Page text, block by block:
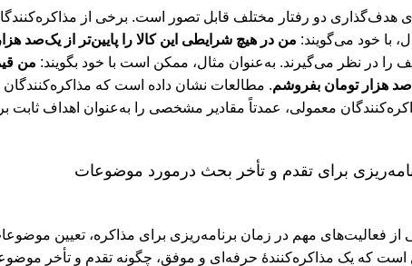
هدف‌گذاری دو رفتار مختلف قابل ‌تصور است. برخی از
با خود می‌گویند: من در هیچ شرایطی این کالا را پایین‌تر از یک‌صد
را در نظر می‌گیرند. به‌عنوان‌ مثال، ممکن است با خود بگویند: من
هزار تومان بفروشم. مطالعات نشان داده است که
معمولی، عمدتاً مقادیر مشخصی را به‌عنوان اهداف ثابت
برای تقدم و تأخر بحث درمورد موضوعات
از فعالیت‌های مهم در زمان برنامه‌ریزی برای مذاکره، تعیین
است که یک مذاکره‌کنندۀ حرفه‌ای و موفق، چگونه تقدم و تأخر